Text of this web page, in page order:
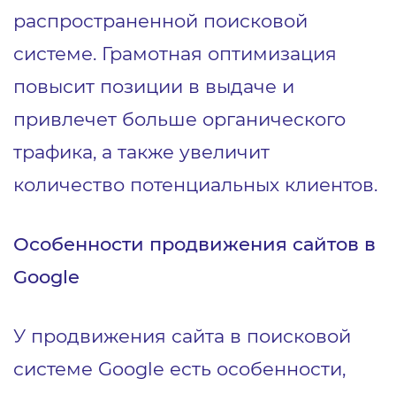
распространенной поисковой
системе. Грамотная оптимизация
повысит позиции в выдаче и
привлечет больше органического
трафика, а также увеличит
количество потенциальных клиентов.
Особенности продвижения сайтов в
Google
У продвижения сайта в поисковой
системе Google есть особенности,